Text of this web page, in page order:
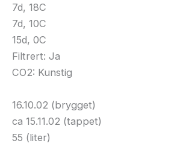
7d, 18C
7d, 10C
15d, 0C
Filtrert: Ja
CO2: Kunstig
16.10.02 (brygget)
ca 15.11.02 (tappet)
55 (liter)